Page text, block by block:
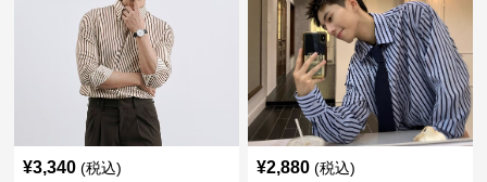
¥3,340 (税込) ¥2,880 (税込)